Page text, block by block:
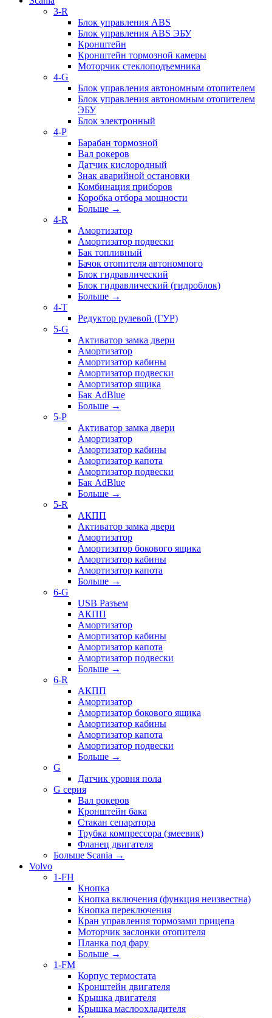
3-R
Блок управления ABS
Блок управления ABS ЭБУ
Кронштейн
Кронштейн тормозной камеры
Моторчик стеклоподъемника
4-G
Блок управления автономным отопителем
Блок управления автономным отопителем
ЭБУ
Блок электронный
4-P
Барабан тормозной
Вал рокеров
Датчик кислородный
Знак аварийной остановки
Комбинация приборов
Коробка отбора мощности
Больше →
4-R
Амортизатор
Амортизатор подвески
Бак топливный
Бачок отопителя автономного
Блок гидравлический
Блок гидравлический (гидроблок)
Больше →
4-T
Редуктор рулевой (ГУР)
5-G
Активатор замка двери
Амортизатор
Амортизатор кабины
Амортизатор подвески
Амортизатор ящика
Бак AdBlue
Больше →
5-P
Активатор замка двери
Амортизатор
Амортизатор кабины
Амортизатор капота
Амортизатор подвески
Бак AdBlue
Больше →
5-R
АКПП
Активатор замка двери
Амортизатор
Амортизатор бокового ящика
Амортизатор кабины
Амортизатор капота
Больше →
6-G
USB Разъем
АКПП
Амортизатор
Амортизатор кабины
Амортизатор капота
Амортизатор подвески
Больше →
6-R
АКПП
Амортизатор
Амортизатор бокового ящика
Амортизатор кабины
Амортизатор капота
Амортизатор подвески
Больше →
G
Датчик уровня пола
G серия
Вал рокеров
Кронштейн бака
Стакан сепаратора
Трубка компрессора (змеевик)
Фланец двигателя
Больше Scania →
Volvo
1-FH
Кнопка
Кнопка включения (функция неизвестна)
Кнопка переключения
Кран управления тормозами прицепа
Моторчик заслонки отопителя
Планка под фару
Больше →
1-FM
Корпус термостата
Кронштейн двигателя
Крышка двигателя
Крышка маслоохладителя